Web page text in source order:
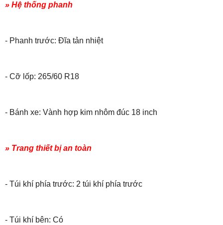
» Hệ thống phanh
- Phanh trước: Đĩa tản nhiệt
- Cỡ lốp: 265/60 R18
- Bánh xe: Vành hợp kim nhôm đúc 18 inch
» Trang thiết bị an toàn
- Túi khí phía trước: 2 túi khí phía trước
- Túi khí bên: Có